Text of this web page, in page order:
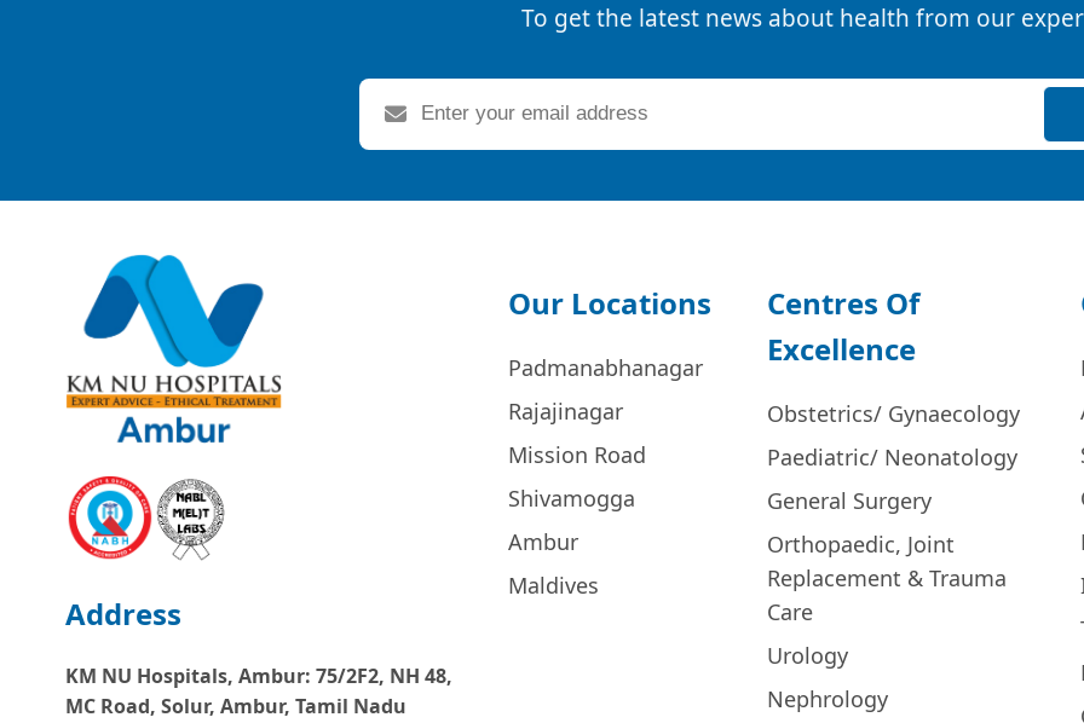
To get the latest news about health from our
Address
KM NU Hospitals, Ambur: 75/2F2, NH 48,
MC Road, Solur, Ambur, Tamil Nadu
Our Locations
Padmanabhanagar
Rajajinagar
Mission Road
Shivamogga
Ambur
Maldives
Centres Of
Excellence
Obstetrics/ Gynaecology
Paediatric/ Neonatology
General Surgery
Orthopaedic, Joint
Replacement & Trauma
Care
Urology
Nephrology